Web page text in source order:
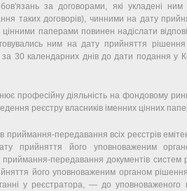
за договорами, які укладені
таких договорів), чинними на дату
цінними паперами повинен надіслати
ним на дату прийняття
за 30 календарних днів до дати подання у
професійну діяльність на фондовому
реєстру власників іменних цінних
приймання-передавання всіх реєстрів
прийняття його уповноваженим
приймання-передавання документів систем
його уповноваженим органом
у реєстратора, — до уповноваженого